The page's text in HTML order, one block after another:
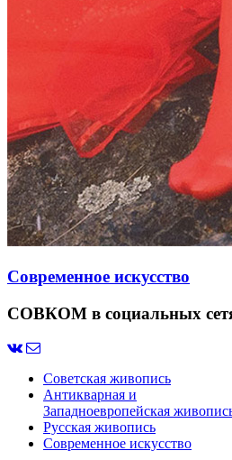
Современное искусство
СОВКОМ в социальных
Советская живопись
Антикварная и
Западноевропейская
Русская живопись
Современное искусство